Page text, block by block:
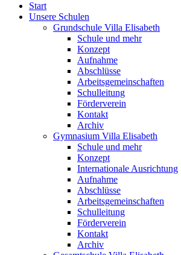
Start
Unsere Schulen
Grundschule Villa Elisabeth
Schule und mehr
Konzept
Aufnahme
Abschlüsse
Arbeitsgemeinschaften
Schulleitung
Förderverein
Kontakt
Archiv
Gymnasium Villa Elisabeth
Schule und mehr
Konzept
Internationale Ausrichtung
Aufnahme
Abschlüsse
Arbeitsgemeinschaften
Schulleitung
Förderverein
Kontakt
Archiv